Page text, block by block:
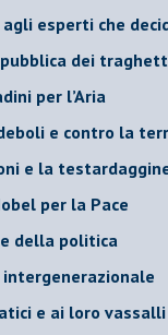
esperti che
dei
per l’Aria
e contro la
e la
per la Pace
della politica
e ai loro vassalli